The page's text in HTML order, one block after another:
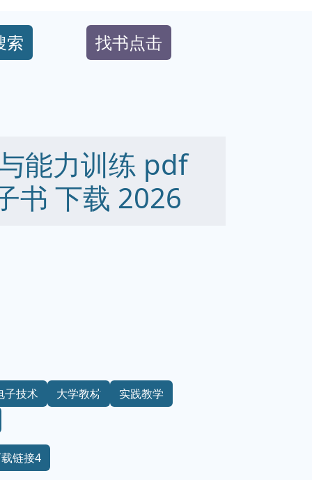
索 找书点击
能力训练 pdf
书 下载 2026
子技术 大学教材 实践教学
链接4